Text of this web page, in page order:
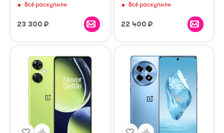
Всё раскупили
23 300 ₽
Всё раскупили
22 400 ₽